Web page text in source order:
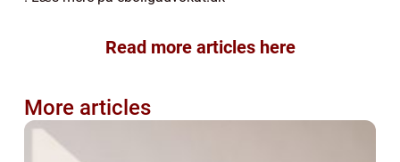
Read more articles here
More articles